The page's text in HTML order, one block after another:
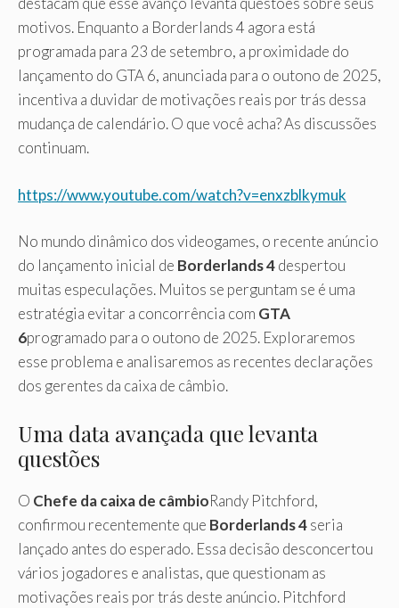
motivos. Enquanto a Borderlands 4 agora está
programada para 23 de setembro, a proximidade do
lançamento do GTA 6, anunciada para o outono de 2025,
incentiva a duvidar de motivações reais por trás dessa
mudança de calendário. O que você acha? As discussões
continuam.
https://www.youtube.com/watch?v=enxzblkymuk
No mundo dinâmico dos videogames, o recente anúncio
do lançamento inicial de Borderlands 4despertou
muitas especulações. Muitos se perguntam se é uma
estratégia evitar a concorrência com GTA
6programado para o outono de 2025. Exploraremos
esse problema e analisaremos as recentes declarações
dos gerentes da caixa de câmbio.
Uma data avançada que levanta
questões
O Chefe da caixa de câmbioRandy Pitchford,
confirmou recentemente que Borderlands 4seria
lançado antes do esperado. Essa decisão desconcertou
vários jogadores e analistas, que questionam as
motivações reais por trás deste anúncio. Pitchford